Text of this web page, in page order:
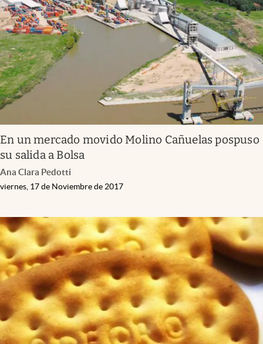
Infotechnology
Clase
Clima
Mundial 2026
Eventos Corporativos
Mediakit
abre en nueva pestaña
Argentina
En un mercado movido Molino Cañuelas pospuso
su salida a Bolsa
Ana Clara Pedotti
viernes, 17 de Noviembre de 2017